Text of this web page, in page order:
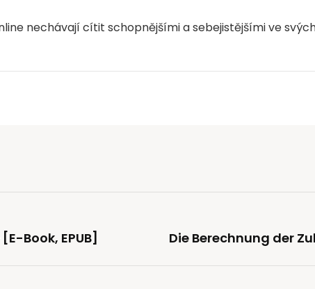
nechávají cítit schopnějšími a sebejistějšími ve
Book, EPUB] Die Berechnung der